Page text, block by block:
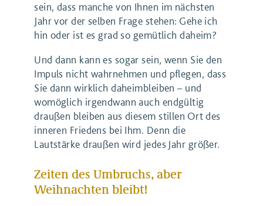
sein, dass manche von Ihnen im nächsten
Jahr vor der selben Frage stehen: Gehe ich
hin oder ist es grad so gemütlich daheim?
Und dann kann es sogar sein, wenn Sie den
Impuls nicht wahrnehmen und pflegen, dass
Sie dann wirklich daheimbleiben – und
womöglich irgendwann auch endgültig
draußen bleiben aus diesem stillen Ort des
inneren Friedens bei Ihm. Denn die
Lautstärke draußen wird jedes Jahr größer.
Zeiten des Umbruchs, aber
Weihnachten bleibt!